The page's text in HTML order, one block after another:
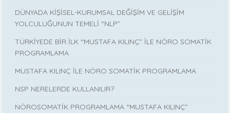
DÜNYADA KİŞİSEL-KURUMSAL DEĞİŞİM VE GELİŞİM
YOLCULUĞUNUN TEMELİ “NLP”
TÜRKİYEDE BİR İLK “MUSTAFA KILINÇ” İLE NÖRO SOMATİK
PROGRAMLAMA
MUSTAFA KILINÇ İLE NÖRO SOMATİK PROGRAMLAMA
NSP NERELERDE KULLANILIR?
NÖROSOMATİK PROGRAMLAMA “MUSTAFA KILINÇ”